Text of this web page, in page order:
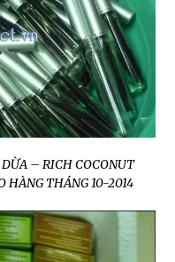
– RICH COCONUT
HÀNG THÁNG 10-2014